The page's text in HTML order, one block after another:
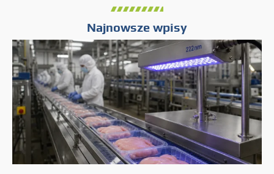
Najnowsze wpisy